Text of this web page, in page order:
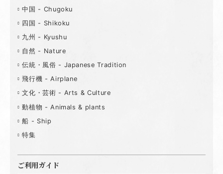
中国 - Chugoku
四国 - Shikoku
九州 - Kyushu
自然 - Nature
伝統・風俗 - Japanese Tradition
飛行機 - Airplane
文化・芸術 - Arts & Culture
動植物 - Animals & plants
船 - Ship
特集
ご利用ガイド